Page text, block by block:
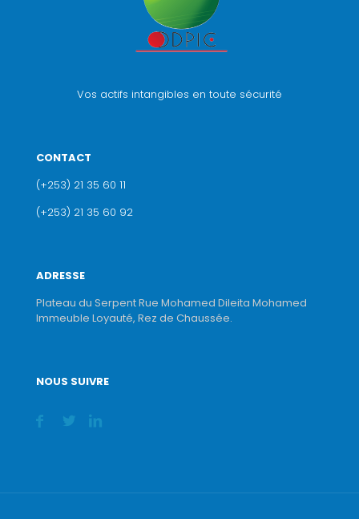
Vos actifs intangibles en toute sécurité
CONTACT
(+253) 21 35 60 11
(+253) 21 35 60 92
ADRESSE
Plateau du Serpent Rue Mohamed Dileita Mohamed
Immeuble Loyauté, Rez de Chaussée.
NOUS SUIVRE